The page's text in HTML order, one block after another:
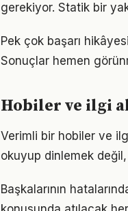
gerekiyor. Statik bir
Pek çok başarı
Sonuçlar hemen
Hobiler ve ilgi
Verimli bir hobiler ve
okuyup dinlemek
Başkalarının